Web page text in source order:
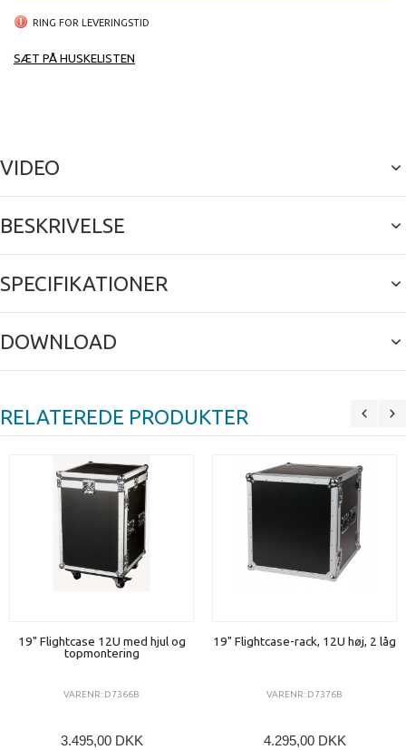
RING FOR LEVERINGSTID
SÆT PÅ HUSKELISTEN
VIDEO
BESKRIVELSE
SPECIFIKATIONER
DOWNLOAD
RELATEREDE PRODUKTER
19" Flightcase 12U med hjul og
topmontering
VARENR: D7366B
3.495,00 DKK
19" Flightcase-rack, 12U høj, 2 låg
VARENR: D7376B
4.295,00 DKK